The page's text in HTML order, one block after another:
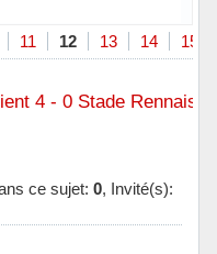
11 12 13 14 15
4 - 0 Stade Rennais
ce sujet: 0, Invité(s):